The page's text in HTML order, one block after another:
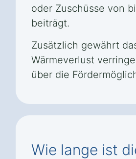
oder Zuschüsse von
beiträgt.
Zusätzlich gewährt
Wärmeverlust
über die
Wie lange ist